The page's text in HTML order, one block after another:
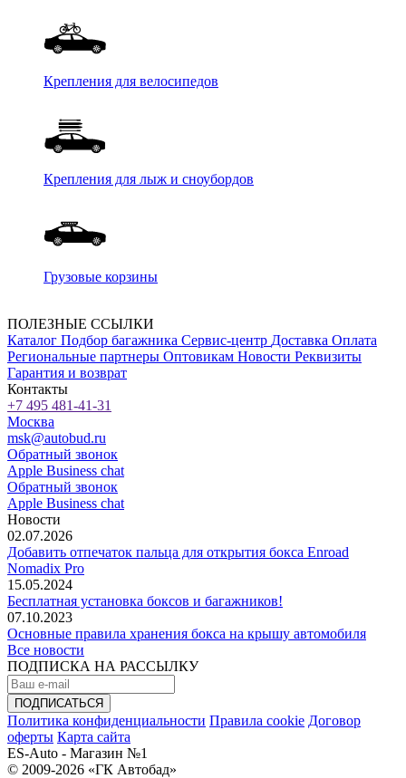
Крепления для велосипедов
Крепления для лыж и сноубордов
Грузовые корзины
ПОЛЕЗНЫЕ ССЫЛКИ
Каталог Подбор багажника Сервис-центр Доставка Оплата
Региональные партнеры Оптовикам Новости Реквизиты
Гарантия и возврат
Контакты
+7 495 481-41-31
Москва
msk@autobud.ru
Обратный звонок
Apple Business chat
Обратный звонок
Apple Business chat
Новости
02.07.2026
Добавить отпечаток пальца для открытия бокса Enroad
Nomadix Pro
15.05.2024
Бесплатная установка боксов и багажников!
07.10.2023
Основные правила хранения бокса на крышу автомобиля
Все новости
ПОДПИСКА НА РАССЫЛКУ
Политика конфиденциальности Правила cookie Договор
оферты Карта сайта
ES-Auto - Магазин №1
© 2009-2026 «ГК Автобад»